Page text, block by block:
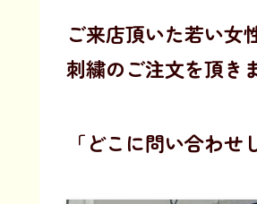
ご来店頂いた若い女
刺繍のご注文を頂き
「どこに問い合わせ